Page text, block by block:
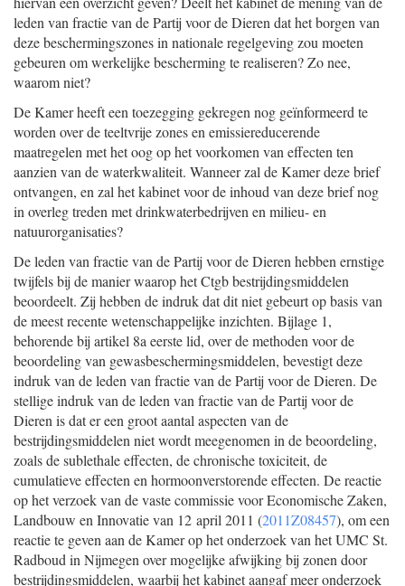
leden van fractie van de Partij voor de Dieren dat het borgen van
deze beschermingszones in nationale regelgeving zou moeten
gebeuren om werkelijke bescherming te realiseren? Zo nee,
waarom niet?
De Kamer heeft een toezegging gekregen nog geïnformeerd te
worden over de teeltvrije zones en emissiereducerende
maatregelen met het oog op het voorkomen van effecten ten
aanzien van de waterkwaliteit. Wanneer zal de Kamer deze brief
ontvangen, en zal het kabinet voor de inhoud van deze brief nog
in overleg treden met drinkwaterbedrijven en milieu- en
natuurorganisaties?
De leden van fractie van de Partij voor de Dieren hebben ernstige
twijfels bij de manier waarop het Ctgb bestrijdingsmiddelen
beoordeelt. Zij hebben de indruk dat dit niet gebeurt op basis van
de meest recente wetenschappelijke inzichten. Bijlage 1,
behorende bij artikel 8a eerste lid, over de methoden voor de
beoordeling van gewasbeschermingsmiddelen, bevestigt deze
indruk van de leden van fractie van de Partij voor de Dieren. De
stellige indruk van de leden van fractie van de Partij voor de
Dieren is dat er een groot aantal aspecten van de
bestrijdingsmiddelen niet wordt meegenomen in de beoordeling,
zoals de sublethale effecten, de chronische toxiciteit, de
cumulatieve effecten en hormoonverstorende effecten. De reactie
op het verzoek van de vaste commissie voor Economische Zaken,
Landbouw en Innovatie van 12 april 2011 (2011Z08457), om een
reactie te geven aan de Kamer op het onderzoek van het UMC St.
Radboud in Nijmegen over mogelijke afwijking bij zonen door
bestrijdingsmiddelen, waarbij het kabinet aangaf meer onderzoek